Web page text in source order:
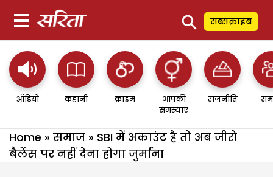
⚲ सब्सक्राइब
ऑडियो कहानी क्राइम
आपकी
समस्याएं
राजनीति
Home » समाज » SBI में अकाउंट है तो अब जीरो
बैलेंस पर नहीं देना होगा जुर्माना